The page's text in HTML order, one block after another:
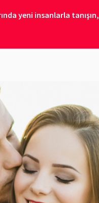
yeni insanlarla tanışın,